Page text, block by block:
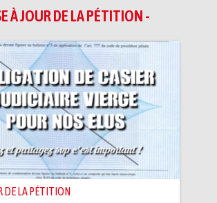
À JOUR DE LA PÉTITION -
DE LA PÉTITION